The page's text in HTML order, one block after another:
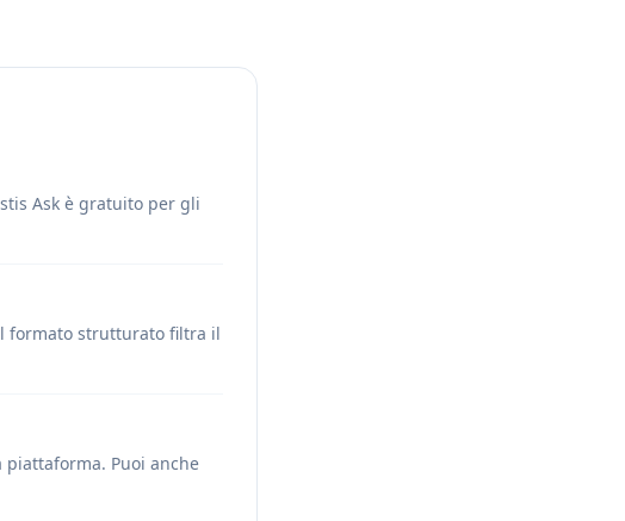
Ask è gratuito per gli
formato strutturato filtra il
Puoi anche